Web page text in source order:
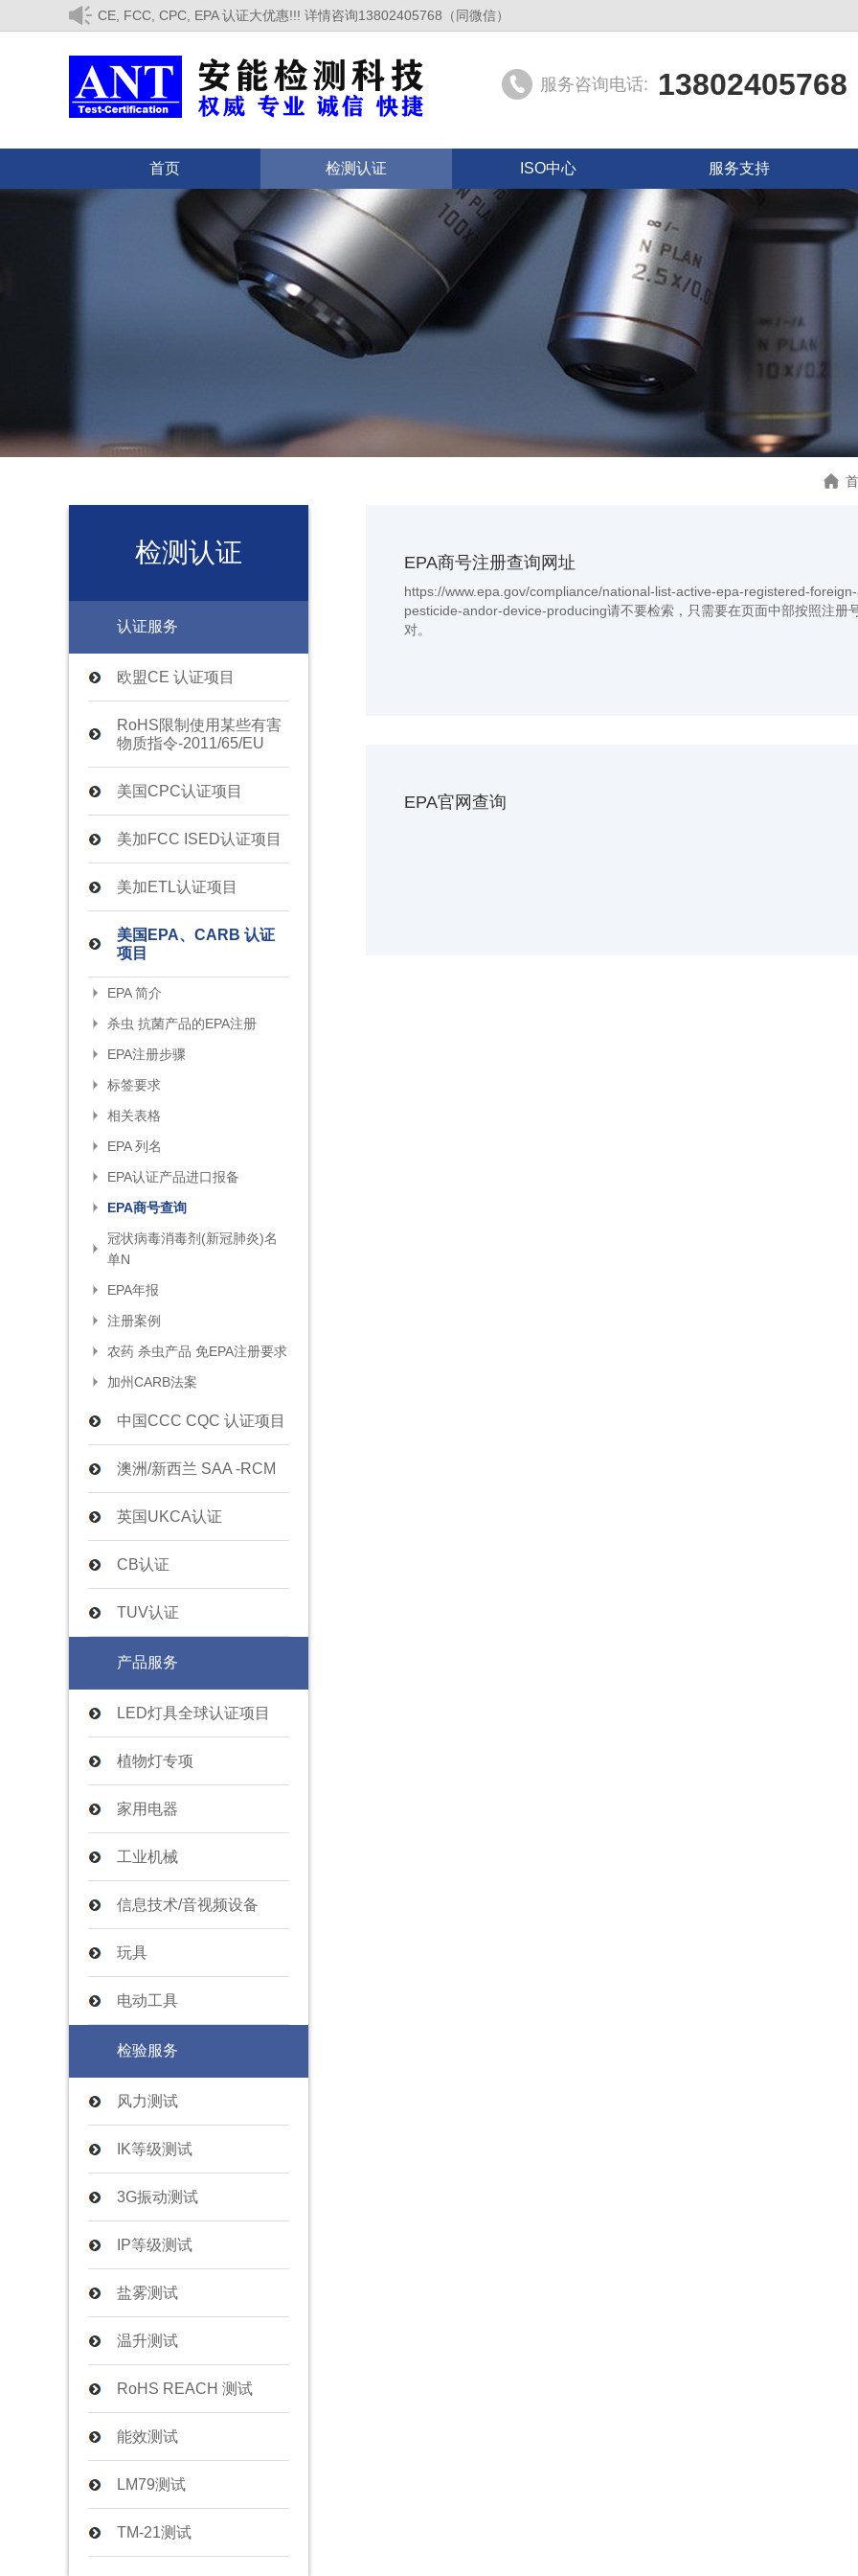
CE, FCC, CPC, EPA 认证大优惠!!! 详情咨询13802405768（同微信）
服务咨询电话:
首页 检测认证 ISO中心 服务支持
检测认证
认证服务
欧盟CE 认证项目
RoHS限制使用某些有害
物质指令-2011/65/EU
美国CPC认证项目
美加FCC ISED认证项目
美加ETL认证项目
美国EPA、CARB 认证
项目
EPA 简介
杀虫 抗菌产品的EPA注册
EPA注册步骤
标签要求
相关表格
EPA 列名
EPA认证产品进口报备
EPA商号查询
冠状病毒消毒剂(新冠肺炎)名
单N
EPA年报
注册案例
农药 杀虫产品 免EPA注册要求
加州CARB法案
中国CCC CQC 认证项目
澳洲/新西兰 SAA -RCM
英国UKCA认证
CB认证
TUV认证
产品服务
LED灯具全球认证项目
植物灯专项
家用电器
工业机械
信息技术/音视频设备
玩具
电动工具
检验服务
风力测试
IK等级测试
3G振动测试
IP等级测试
盐雾测试
温升测试
RoHS REACH 测试
能效测试
LM79测试
TM-21测试
EPA商号注册查询网址
https://www.epa.gov/compliance/national-list-active-epa-registered-
pesticide-andor-device-producing请不要检索，只需要在页面中部按照注册
对。
EPA官网查询